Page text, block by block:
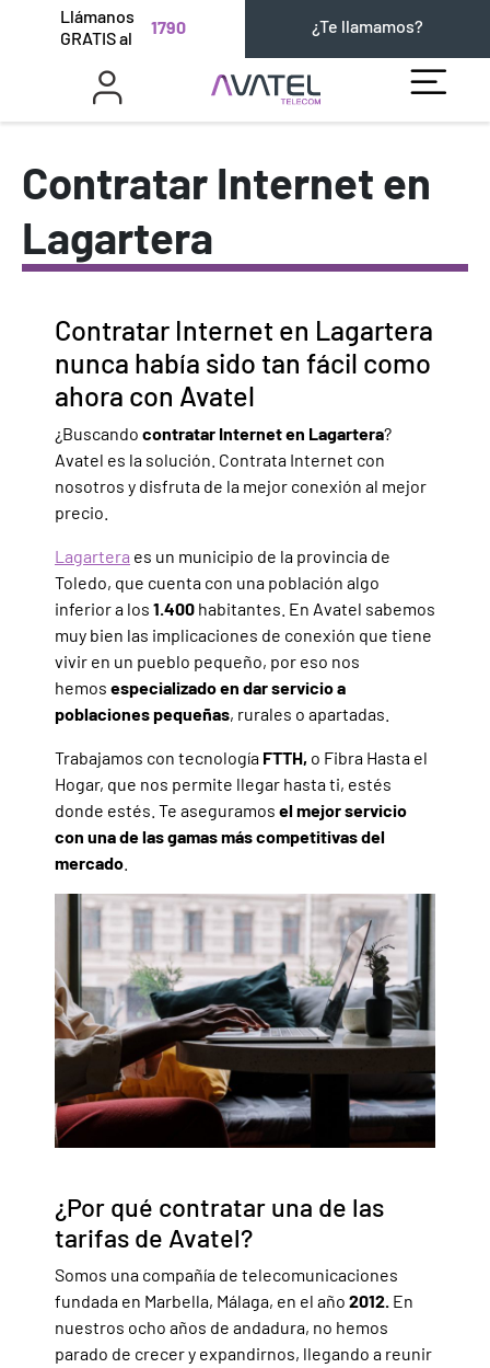
Llámanos
GRATIS al
1790 ¿Te llamamos?
Contratar Internet en
Lagartera
Contratar Internet en Lagartera
nunca había sido tan fácil como
ahora con Avatel
¿Buscando contratar Internet en Lagartera?
Avatel es la solución. Contrata Internet con
nosotros y disfruta de la mejor conexión al mejor
precio.
Lagartera es un municipio de la provincia de
Toledo, que cuenta con una población algo
inferior a los 1.400 habitantes. En Avatel sabemos
muy bien las implicaciones de conexión que tiene
vivir en un pueblo pequeño, por eso nos
hemos especializado en dar servicio a
poblaciones pequeñas, rurales o apartadas.
Trabajamos con tecnología FTTH, o Fibra Hasta el
Hogar, que nos permite llegar hasta ti, estés
donde estés. Te aseguramos el mejor servicio
con una de las gamas más competitivas del
mercado
¿Por qué contratar una de las
tarifas de Avatel?
Somos una compañía de telecomunicaciones
fundada en Marbella, Málaga, en el año 2012. En
nuestros ocho años de andadura, no hemos
parado de crecer y expandirnos, llegando a reunir